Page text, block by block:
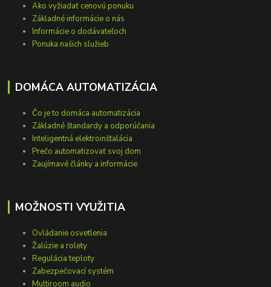
Ako vyžiadať cenovú ponuku
Základné informácie o nás
Informácie o dodávateľoch
Ponuka našich služieb
DOMÁCA AUTOMATIZÁCIA
Čo je to domáca automatizácia
Základné štandardy a odporúčania
Inteligentná elektroinštalácia
Prečo automatizovať svoj dom
Zaujímavé články a informácie
MOŽNOSTI VYUŽITIA
Ovládanie osvetlenia
Žalúzie a rolety
Regulácia teploty
Zabezpečovací systém
Multiroom audio